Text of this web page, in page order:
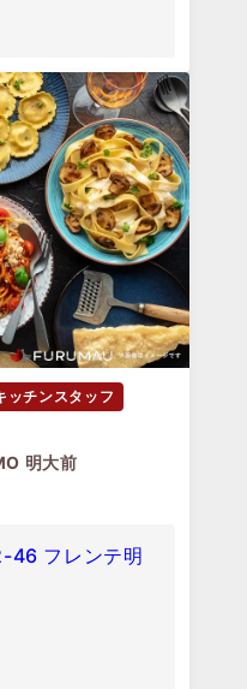
ッチンスタッフ
明大前
46 フレンテ明